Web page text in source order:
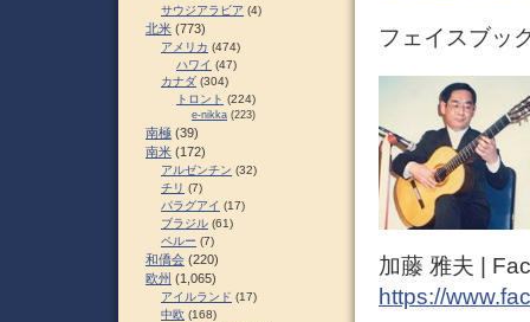
フェイスブッ
加藤 雅夫 |
https://
サウジアラビア (4)
北米 (773)
アメリカ (474)
ハワイ (47)
カナダ (304)
トロント (224)
e-nikka (223)
南極 (39)
南米 (172)
アルゼンチン (32)
チリ (7)
パラグアイ (17)
ブラジル (61)
ペルー (7)
和僑会 (220)
欧州 (1,065)
アイルランド (17)
中欧 (168)